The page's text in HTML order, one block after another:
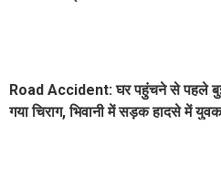
Road Accident: घर पहुंचने से पहले
गया चिराग, भिवानी में सड़क हादसे में युवक